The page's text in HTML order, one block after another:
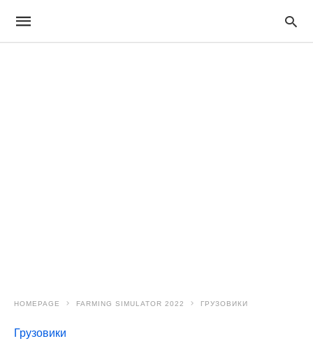
HOMEPAGE FARMING SIMULATOR 2022 ГРУЗОВИКИ
Грузовики